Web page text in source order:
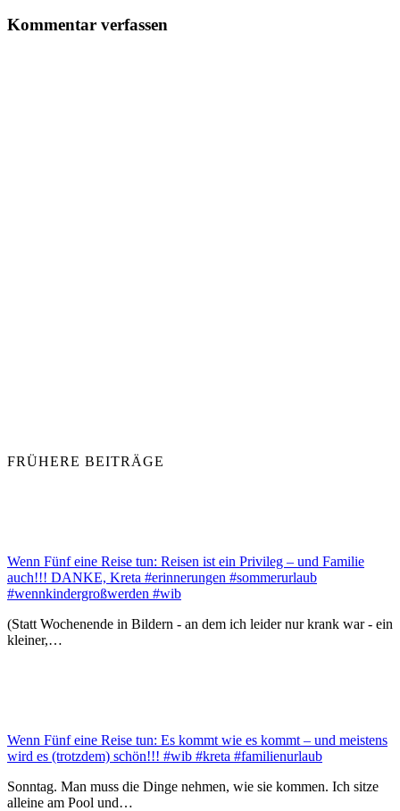
Kommentar verfassen
FRÜHERE BEITRÄGE
Wenn Fünf eine Reise tun: Reisen ist ein Privileg – und Familie
auch!!! DANKE, Kreta #erinnerungen #sommerurlaub
#wennkindergroßwerden #wib
(Statt Wochenende in Bildern - an dem ich leider nur krank war - ein
kleiner,…
Wenn Fünf eine Reise tun: Es kommt wie es kommt – und meistens
wird es (trotzdem) schön!!! #wib #kreta #familienurlaub
Sonntag. Man muss die Dinge nehmen, wie sie kommen. Ich sitze
alleine am Pool und…